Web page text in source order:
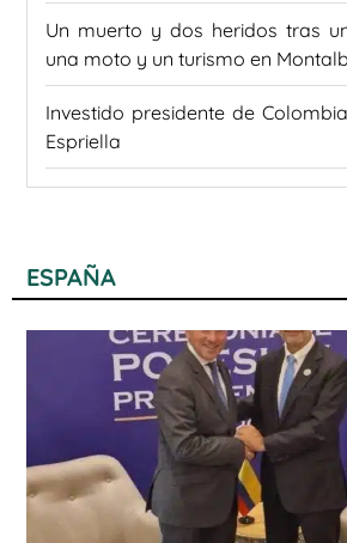
Un muerto y dos heridos tras
una moto y un turismo en
Investido presidente de
Espriella
ESPAÑA